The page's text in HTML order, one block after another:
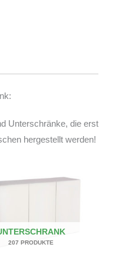
Unterschränke, die erst
hergestellt werden!
207 PRODUKTE